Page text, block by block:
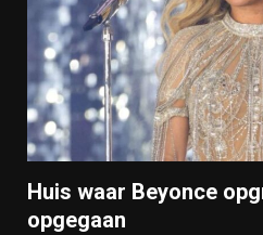
Huis waar Beyonce
opgegaan